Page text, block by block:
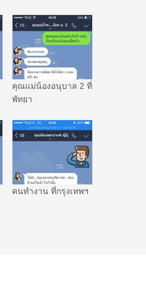
คุณแม่น้องอนุบาล 2 ที่
พัทยา
คนทำงาน ที่กรุงเทพฯ